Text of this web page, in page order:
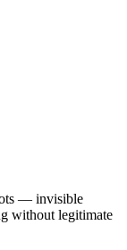
— invisible
without legitimate